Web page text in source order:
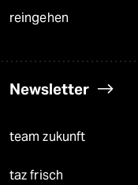
reingehen
Newsletter
team zukunft
taz frisch